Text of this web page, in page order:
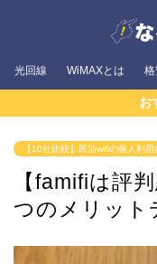
光回線 WiMAXとは 格
お
【10社比較】民泊wifiの個人利
【famifiは評
つのメリット